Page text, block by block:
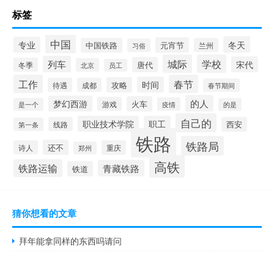
标签
专业 中国 中国铁路 习俗 元宵节 兰州 冬天
冬季 列车 北京 员工 唐代 城际 学校 宋代
工作 待遇 成都 攻略 时间 春节 春节期间
是一个 梦幻西游 游戏 火车 疫情 的人 的是
第一条 线路 职业技术学院 职工 自己的 西安
诗人 还不 郑州 重庆 铁路 铁路局
铁路运输 铁道 青藏铁路 高铁
猜你想看的文章
拜年能拿同样的东西吗请问